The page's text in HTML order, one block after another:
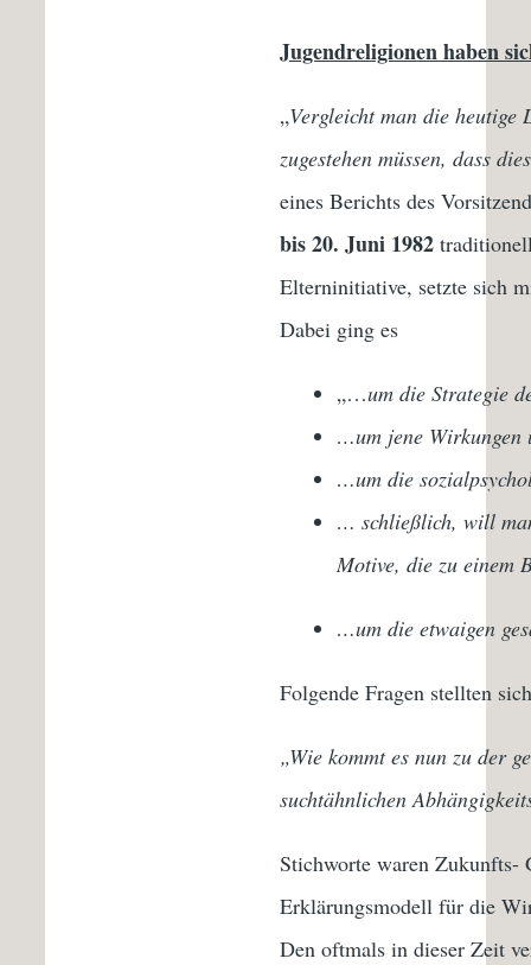
Jugendreligionen haben
„Vergleicht man die heutige
zugestehen müssen, dass
eines Berichts des
bis 20. Juni 1982
Elterninitiative, setzte sich
Dabei ging es
„…um die Strategie
…um jene Wirkungen
…um die
… schließlich, will
Motive, die zu einem
…um die etwaigen
Folgende Fragen stellten
„Wie kommt es nun zu der
suchtähnlichen
Stichworte waren Zukunfts-
Erklärungsmodell für die
Den oftmals in dieser Zeit